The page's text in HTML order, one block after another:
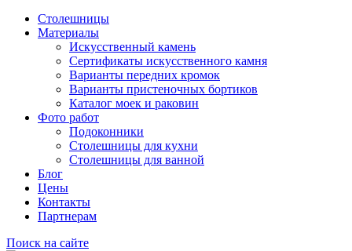
Столешницы
Материалы
Искусственный камень
Сертификаты искусственного камня
Варианты передних кромок
Варианты пристеночных бортиков
Каталог моек и раковин
Фото работ
Подоконники
Столешницы для кухни
Столешницы для ванной
Блог
Цены
Контакты
Партнерам
Поиск на сайте